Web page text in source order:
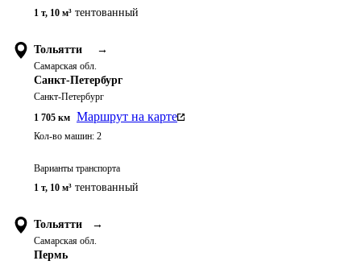
1 т, 10 м³ тентованный
Тольятти →
Самарская обл.
Санкт-Петербург
Санкт-Петербург
1 705 км Маршрут на карте
Кол-во машин: 2
Варианты транспорта
1 т, 10 м³ тентованный
Тольятти →
Самарская обл.
Пермь